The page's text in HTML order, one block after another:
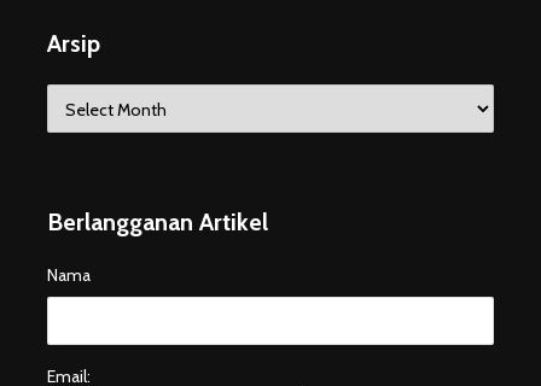
Arsip
Berlangganan Artikel
Nama
Email: